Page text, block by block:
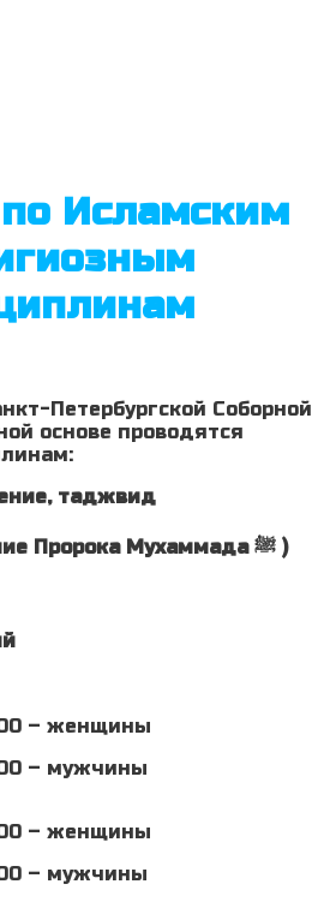
Исламским
Петербургской Соборной
основе проводятся
таджвид
Сира (жизнеописание Пророка Мухаммада ﷺ )
– женщины
– мужчины
– женщины
– мужчины